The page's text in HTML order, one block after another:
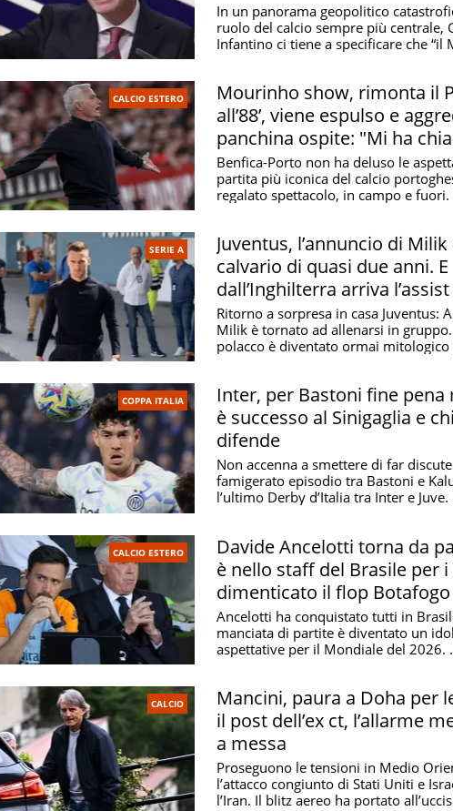
In un panorama geopolitico
ruolo del calcio sempre più centrale,
Infantino ci tiene a specificare che “il
CALCIO ESTERO
Mourinho show, rimonta il
all’88’, viene espulso e
panchina ospite: "Mi ha
traditore 50 volte"
Benfica-Porto non ha deluso le
partita più iconica del calcio
regalato spettacolo, in campo e fuori.
SERIE A
Juventus, l’annuncio di
calvario di quasi due anni. E
dall’Inghilterra arriva
Douglas Luiz
Ritorno a sorpresa in casa Juventus:
Milik è tornato ad allenarsi in gruppo.
polacco è diventato ormai
COPPA ITALIA
Inter, per Bastoni fine pena
è successo al Sinigaglia e
difende
Non accenna a smettere di far
famigerato episodio tra Bastoni e
l’ultimo Derby d’Italia tra Inter e Juve.
CALCIO ESTERO
Davide Ancelotti torna da
è nello staff del Brasile per
dimenticato il flop Botafogo
Ancelotti ha conquistato tutti in
manciata di partite è diventato un
aspettative per il Mondiale del 2026.
CALCIO
Mancini, paura a Doha per
il post dell’ex ct, l’allarme
a messa
Proseguono le tensioni in Medio
l’attacco congiunto di Stati Uniti e
l’Iran. Il blitz aereo ha portato